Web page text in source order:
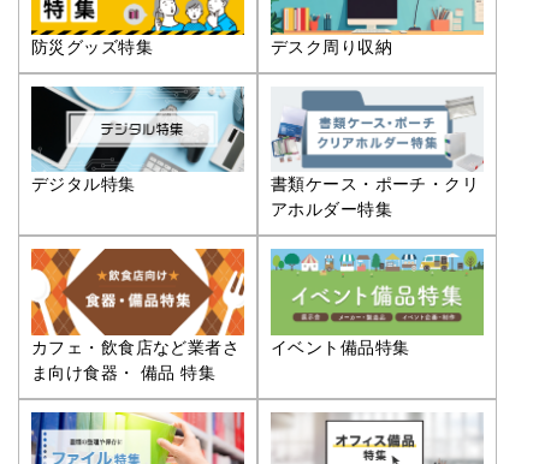
防災グッズ特集 デスク周り収納
デジタル特集
書類ケース・ポーチ・クリ
アホルダー特集
カフェ・飲食店など業者さ
ま向け食器・ 備品 特集
イベント備品特集